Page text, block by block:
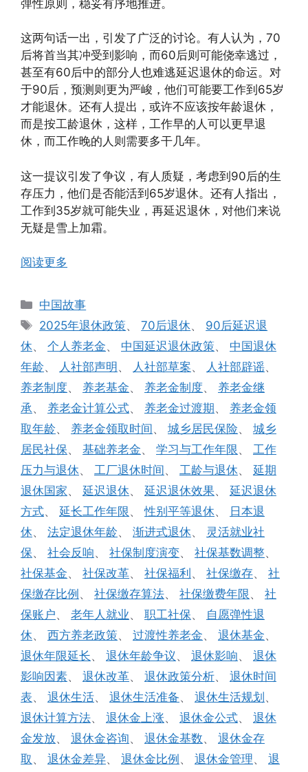
弹性原则，稳妥有序地推进。
这两句话一出，引发了广泛的讨论。有人认为，70
后将首当其冲受到影响，而60后则可能侥幸逃过，
甚至有60后中的部分人也难逃延迟退休的命运。对
于90后，预测则更为严峻，他们可能要工作到65岁
才能退休。还有人提出，或许不应该按年龄退休，
而是按工龄退休，这样，工作早的人可以更早退
休，而工作晚的人则需要多干几年。
这一提议引发了争议，有人质疑，考虑到90后的生
存压力，他们是否能活到65岁退休。还有人指出，
工作到35岁就可能失业，再延迟退休，对他们来说
无疑是雪上加霜。
阅读更多
分
类
中国故事
标
2025年退休政策、70后退休、 90后延迟退
休、 个人养老金、 中国延迟退休政策、 中国退休
年龄、 人社部声明 、 人社部草案、 人社部辟谣、
养老制度、 养老基金、 养老金制度、 养老金继
承、 养老金计算公式、 养老金过渡期、 养老金领
取年龄、 养老金领取时间、 城乡居民保险、 城乡
居民社保、 基础养老金、 学习与工作年限 、 工作
压力与退休、 工厂退休时间、 工龄与退休、 延期
退休国家、 延迟退休、 延迟退休效果、 延迟退休
方式、 延长工作年限 、性别平等退休、
日本退
休、 法定退休年龄、 渐进式退休、 灵活就业社
保、 社会反响、 社保制度演变、 社保基数调整、
社保基金、 社保改革、 社保福利 、 社保缴存、 社
保缴存比例 、 社保缴存算法、 社保缴费年限 、 社
保账户、 老年人就业、 职工社保、 自愿弹性退
休、 西方养老政策、 过渡性养老金、 退休基金、
退休年限延长、 退休年龄争议 、 退休影响、 退休
影响因素、 退休改革、 退休政策分析、 退休时间
表、 退休生活、 退休生活准备、 退休生活规划 、
退休计算方法、 退休金上涨、 退休金公式、 退休
金发放、 退休金咨询、 退休金基数、 退休金存
取 、 退休金差异、 退休金比例 、 退休金管理、 退